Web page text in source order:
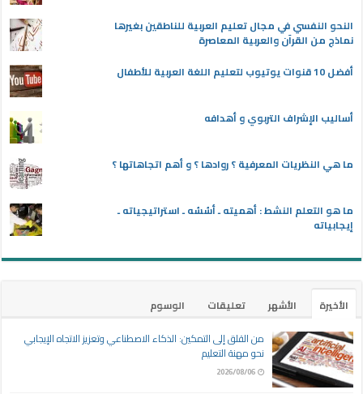
النحو النفسي في مجال تعليم العربية للناطقين بغيرها
نماذج من القرآن والعربية المعاصرة
أفضل 10 قنوات يوتيوب لتعليم اللغة العربية للأطفال
أساليب الإشراف التربوي و أهدافه
ما هي النظريات المعرفية ؟ روادها ؟ و أهم اتجاهاتها ؟
ما هو التعلم النشط : أهميته ـ أسُسُه ـ استراتيجياته ـ
إيجابياته
الأخيرة الأشهر تعليقات
الوسوم
من القلق إلى التمكين: الذكاء الاصطناعي وتعزيز الاتجاه الإيجابي
نحو مهنة التعليم
2026/08/06